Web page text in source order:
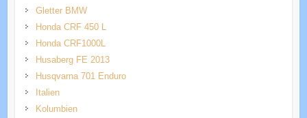
Gletter BMW
Honda CRF 450 L
Honda CRF1000L
Husaberg FE 2013
Husqvarna 701 Enduro
Italien
Kolumbien